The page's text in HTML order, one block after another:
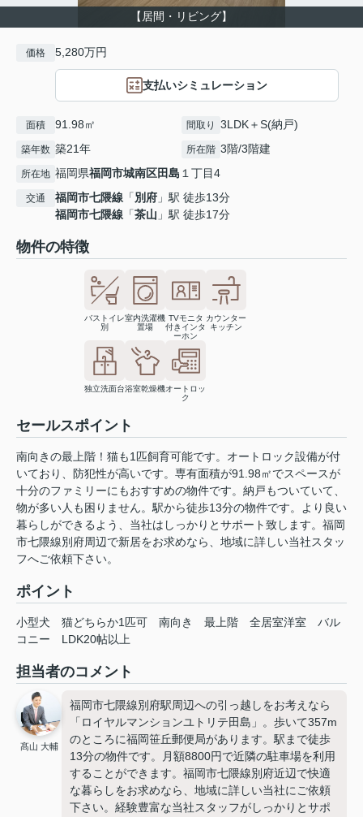
【居間・リビング】
価格 5,280万円
支払いシミュレーション
面積 91.98㎡ 間取り 3LDK＋S(納戸)
築年数 築21年 所在階 3階/3階建
所在地 福岡県福岡市城南区田島 １丁目4
交通 福岡市七隈線 「別府 」駅 徒歩13分
福岡市七隈線 「茶山 」駅 徒歩17分
物件の特徴
バストイレ
別
室内洗濯機
置場
TVモニタ
付きインタ
ーホン
カウンター
キッチン
独立洗面台浴室乾燥機オートロッ
ク
セールスポイント
南向きの最上階！猫も1匹飼育可能です。オートロック設備が付
いており、防犯性が高いです。専有面積が91.98㎡でスペースが
十分のファミリーにもおすすめの物件です。納戸もついていて、
物が多い人も困りません。駅から徒歩13分の物件です。より良い
暮らしができるよう、当社はしっかりとサポート致します。福岡
市七隈線別府周辺で新居をお求めなら、地域に詳しい当社スタッ
フへご依頼下さい。
ポイント
小型犬 猫どちらか1匹可 南向き 最上階 全居室洋室
バル
コニー
LDK20帖以上
担当者のコメント
髙山 大輔
福岡市七隈線別府駅周辺への引っ越しをお考えなら
「ロイヤルマンションユトリテ田島」。歩いて357m
のところに福岡笹丘郵便局があります。駅まで徒歩
13分の物件です。月額8800円で近隣の駐車場を利用
することができます。福岡市七隈線別府近辺で快適
な暮らしをお求めなら、地域に詳しい当社にご依頼
下さい。経験豊富な当社スタッフがしっかりとサポ